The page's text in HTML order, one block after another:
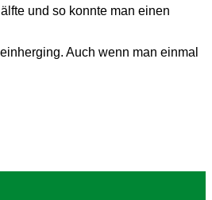
und so konnte man einen
Auch wenn man einmal